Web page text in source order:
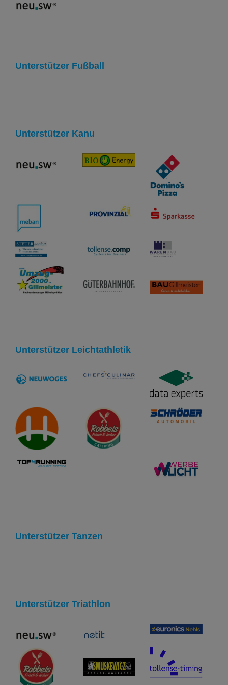
Unterstützer Fußball
Unterstützer Kanu
Unterstützer Leichtathletik
Unterstützer Tanzen
Unterstützer Triathlon